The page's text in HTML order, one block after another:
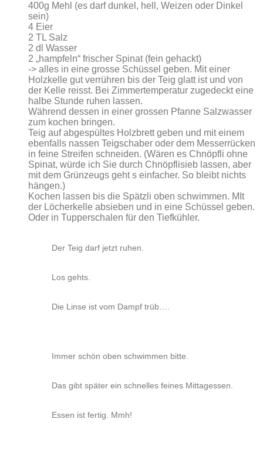
400g Mehl (es darf dunkel, hell, Weizen oder Dinkel
sein)
4 Eier
2 TL Salz
2 dl Wasser
2 „hampfeln“ frischer Spinat (fein gehackt)
-> alles in eine grosse Schüssel geben. Mit einer
Holzkelle gut verrühren bis der Teig glatt ist und von
der Kelle reisst. Bei Zimmertemperatur zugedeckt eine
halbe Stunde ruhen lassen.
Während dessen in einer grossen Pfanne Salzwasser
zum kochen bringen.
Teig auf abgespültes Holzbrett geben und mit einem
ebenfalls nassen Teigschaber oder dem Messerrücken
in feine Streifen schneiden. (Wären es Chnöpfli ohne
Spinat, würde ich Sie durch Chnöpflisieb lassen, aber
mit dem Grünzeugs geht s einfacher. So bleibt nichts
hängen.)
Kochen lassen bis die Spätzli oben schwimmen. MIt
der Löcherkelle absieben und in eine Schüssel geben.
Oder in Tupperschalen für den Tiefkühler.
Der Teig darf jetzt ruhen.
Los gehts.
Die Linse ist vom Dampf trüb….
Immer schön oben schwimmen bitte.
Das gibt später ein schnelles feines Mittagessen.
Essen ist fertig. Mmh!